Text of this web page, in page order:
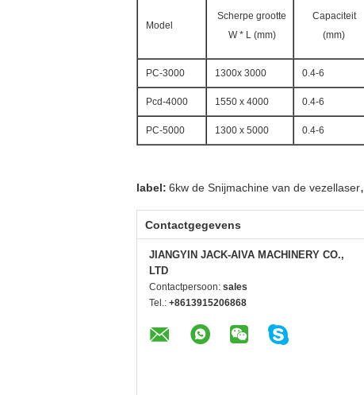
Model
Scherpe grootte
W * L (mm)
Capaciteit
(mm)
PC-3000 1300x 3000 0.4-6
Pcd-4000 1550 x 4000 0.4-6
PC-5000 1300 x 5000 0.4-6
label: 6kw de Snijmachine van de vezellaser,
Contactgegevens
JIANGYIN JACK-AIVA MACHINERY CO.,
LTD
Contactpersoon: sales
Tel.: +8613915206868